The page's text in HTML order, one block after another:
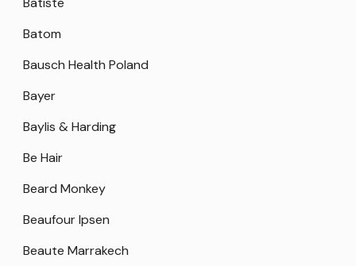
Batom
Bausch Health Poland
Bayer
Baylis & Harding
Be Hair
Beard Monkey
Beaufour Ipsen
Beaute Marrakech